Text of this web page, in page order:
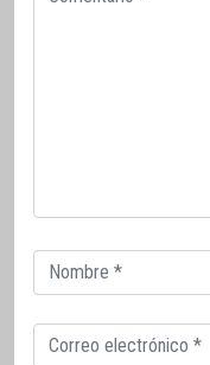
Correo
electrónico
Correo